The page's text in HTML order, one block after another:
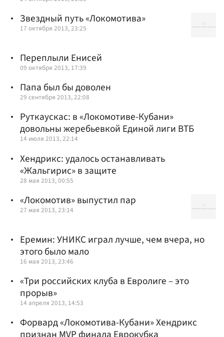
Звездный путь «Локомотива»
17 октября 2013, 23:25
Переплыли Енисей
09 октября 2013, 17:39
Папа был бы доволен
29 сентября 2013, 22:08
Руткаускас: в «Локомотиве-Кубани»
довольны жеребьевкой Единой лиги ВТБ
14 июля 2013, 22:14
Хендрикс: удалось останавливать
«Жальгирис» в защите
28 мая 2013, 00:55
«Локомотив» выпустил пар
27 мая 2013, 23:14
Еремин: УНИКС играл лучше, чем вчера, но
этого было мало
16 мая 2013, 23:46
«Три российских клуба в Евролиге – это
прорыв»
14 апреля 2013, 14:53
Форвард «Локомотива-Кубани» Хендрикс